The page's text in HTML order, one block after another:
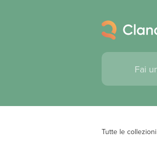
Tutte le collezioni